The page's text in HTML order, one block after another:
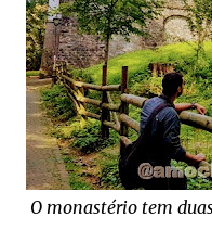
O monastério tem